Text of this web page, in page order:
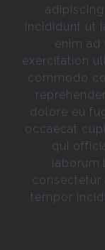
incididunt ut
enim ad
exercitation
commodo
dolore eu
occaecat
qui
consectetur
tempor